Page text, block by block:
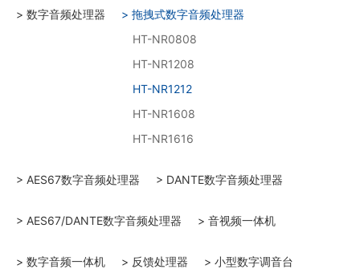
> 数字音频处理器
> 拖拽式数字音频处理器
HT-NR0808
HT-NR1208
HT-NR1212
HT-NR1608
HT-NR1616
> AES67数字音频处理器 > DANTE数字音频处理器
> AES67/DANTE数字音频处理器 > 音视频一体机
> 数字音频一体机 > 反馈处理器 > 小型数字调音台